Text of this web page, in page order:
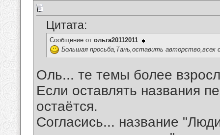
Цитата:
Сообщение от ольга20112011
Большая просьба,Тань,оставить авторство,всех
Оль... те темы более
Если оставлять названия
остаётся.
Согласись... название